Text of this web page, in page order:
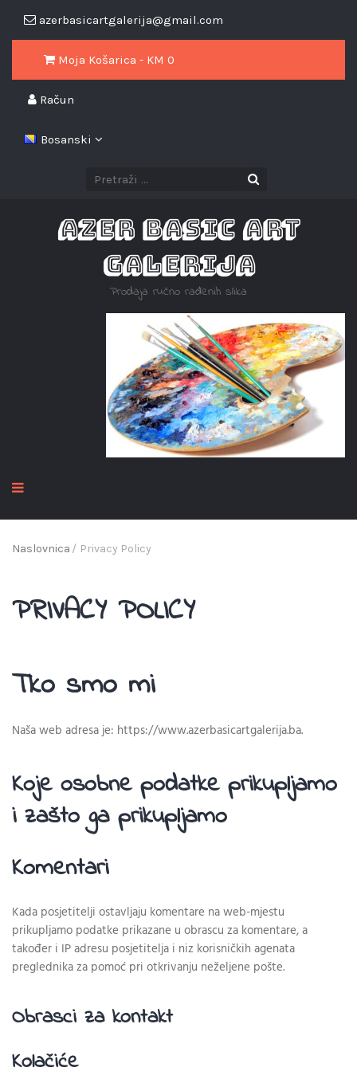
azerbasicartgalerija@gmail.com
Moja Košarica - KM 0
Račun
Bosanski
AZER BASIC ART
GALERIJA
Prodaja ručno rađenih slika
Naslovnica / Privacy Policy
PRIVACY POLICY
Tko smo mi
Naša web adresa je: https://www.azerbasicartgalerija.ba.
Koje osobne podatke prikupljamo
i zašto ga prikupljamo
Komentari
Kada posjetitelji ostavljaju komentare na web-mjestu
prikupljamo podatke prikazane u obrascu za komentare, a
također i IP adresu posjetitelja i niz korisničkih agenata
preglednika za pomoć pri otkrivanju neželjene pošte.
Obrasci za kontakt
Kolačiće